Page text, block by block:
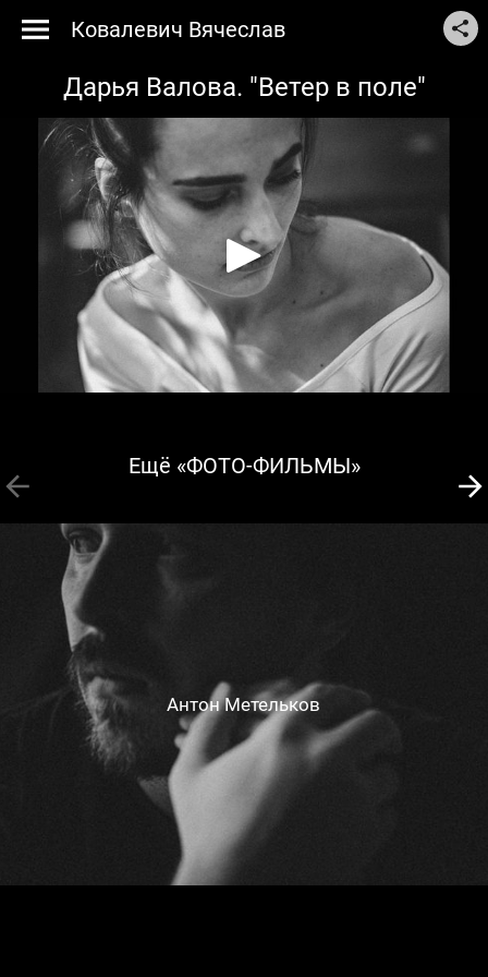
Ковалевич Вячеслав
Дарья Валова. "Ветер в поле"
Ещё «ФОТО-ФИЛЬМЫ»
Антон Метельков